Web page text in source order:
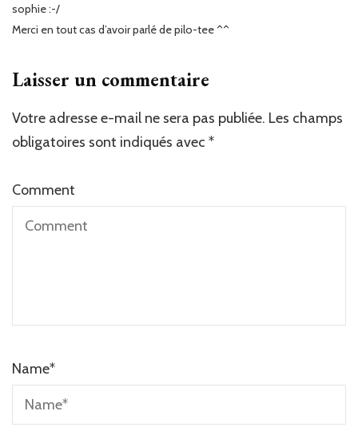
sophie :-/
Merci en tout cas d’avoir parlé de pilo-tee ^^
Laisser un commentaire
Votre adresse e-mail ne sera pas publiée. Les champs
obligatoires sont indiqués avec *
Comment
Name*